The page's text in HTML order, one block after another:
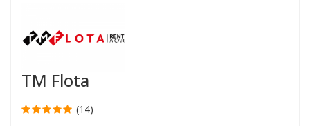
TM Flota
(14)